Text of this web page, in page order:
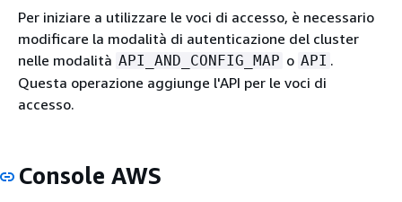
Per iniziare a utilizzare le voci di accesso, è necessario
modificare la modalità di autenticazione del cluster
nelle modalità API_AND_CONFIG_MAP o API .
Questa operazione aggiunge l'API per le voci di
accesso.
Console AWS